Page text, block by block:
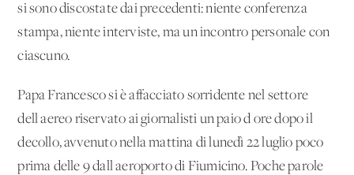
si sono discostate dai precedenti: niente conferenza
stampa, niente interviste, ma un incontro personale con
ciascuno.
Papa Francesco si è affacciato sorridente nel settore
dell'aereo riservato ai giornalisti un paio d'ore dopo il
decollo, avvenuto nella mattina di lunedì 22 luglio poco
prima delle 9 dall'aeroporto di Fiumicino. Poche parole